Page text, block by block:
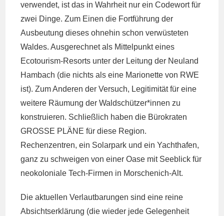
verwendet, ist das in Wahrheit nur ein Codewort für
zwei Dinge. Zum Einen die Fortführung der
Ausbeutung dieses ohnehin schon verwüsteten
Waldes. Ausgerechnet als Mittelpunkt eines
Ecotourism-Resorts unter der Leitung der Neuland
Hambach (die nichts als eine Marionette von RWE
ist). Zum Anderen der Versuch, Legitimität für eine
weitere Räumung der Waldschützer*innen zu
konstruieren. Schließlich haben die Bürokraten
GROSSE PLÄNE für diese Region.
Rechenzentren, ein Solarpark und ein Yachthafen,
ganz zuschweigen von einer Oase mit Seeblick für
neokoloniale Tech-Firmen in Morschenich-Alt.
Die aktuellen Verlautbarungen sind eine reine
Absichtserklärung (die wieder jede Gelegenheit